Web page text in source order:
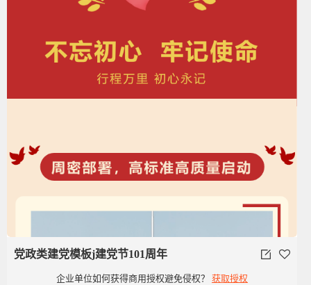
党政类建党模板j建党节101周年
企业单位如何获得商用授权避免侵权？ 获取授权